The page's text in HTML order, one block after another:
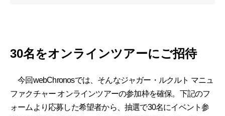
30名をオンラインツアーにご招待
今回webChronosでは、そんなジャガー・ルクルト マニュ
ファクチャー オンラインツアーの参加枠を確保。下記のフ
ォームより応募した希望者から、抽選で30名にイベント参